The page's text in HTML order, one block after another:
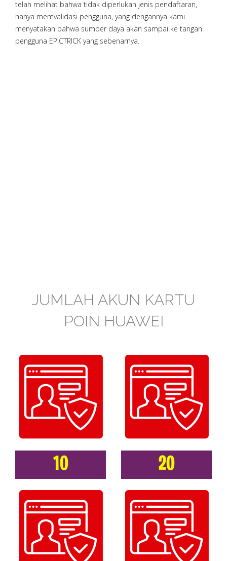
telah melihat bahwa tidak diperlukan jenis pendaftaran,
hanya memvalidasi pengguna, yang dengannya kami
menyatakan bahwa sumber daya akan sampai ke tangan
pengguna EPICTRICK yang sebenarnya.
JUMLAH AKUN KARTU
POIN HUAWEI
10 20